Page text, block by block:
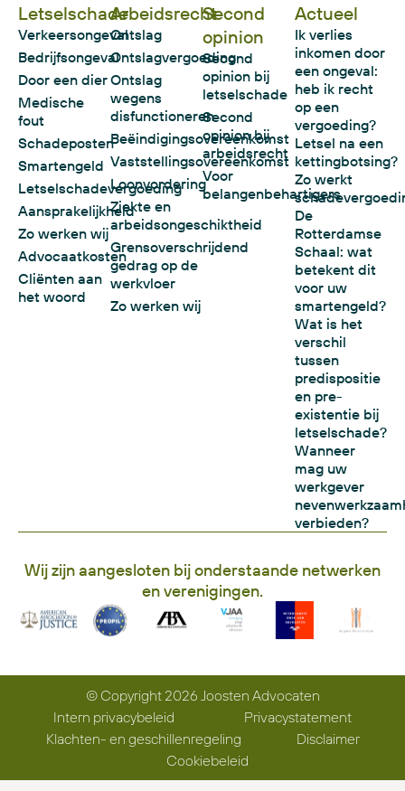
Letselschade
Verkeersongeval
Bedrijfsongeval
Door een dier
Medische
fout
Schadeposten
Smartengeld
Letselschadevergoeding
Aansprakelijkheid
Zo werken wij
Advocaatkosten
Cliënten aan
het woord
Arbeidsrecht
Ontslag
Ontslagvergoeding
Ontslag
wegens
disfunctioneren
Beëindigingsovereenkomst
Vaststellingsovereenkomst
Loonvordering
Ziekte en
arbeidsongeschiktheid
Grensoverschrijdend
gedrag op de
werkvloer
Zo werken wij
Second
opinion
Second
opinion bij
letselschade
Second
opinion bij
arbeidsrecht
Voor
belangenbehartigers
Actueel
Ik verlies
inkomen door
een ongeval:
heb ik recht
op een
vergoeding?
Letsel na een
kettingbotsing?
Zo werkt
De
Rotterdamse
Schaal: wat
betekent dit
voor uw
smartengeld?
Wat is het
verschil
tussen
predispositie
en pre-
existentie bij
letselschade?
Wanneer
mag uw
werkgever
verbieden?
Wij zijn aangesloten bij onderstaande netwerken
en verenigingen.
© Copyright 2026 Joosten Advocaten
Intern privacybeleid
Privacystatement
Klachten- en geschillenregeling
Disclaimer
Cookiebeleid